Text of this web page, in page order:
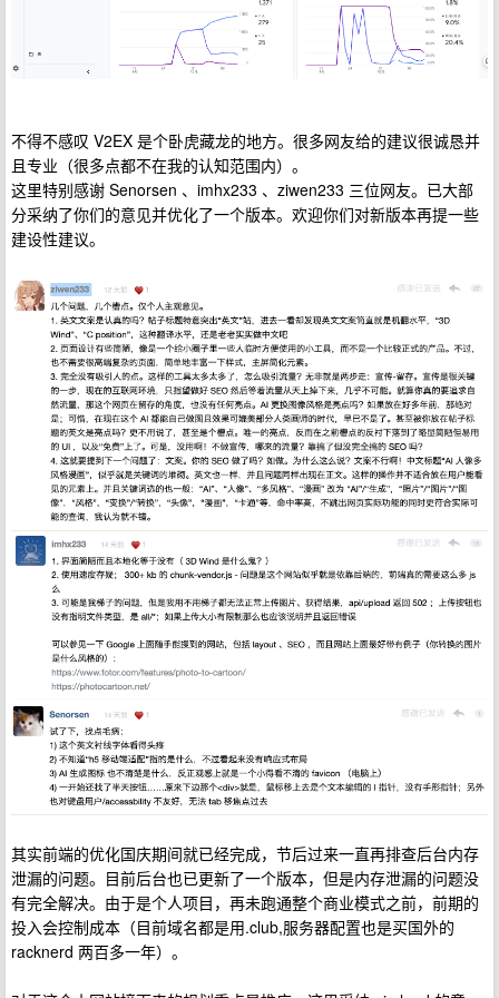
不得不感叹 V2EX 是个卧虎藏龙的地方。很多网友给的建议很诚恳并
且专业（很多点都不在我的认知范围内）。
这里特别感谢 Senorsen 、imhx233 、ziwen233 三位网友。已大部
分采纳了你们的意见并优化了一个版本。欢迎你们对新版本再提一些
建设性建议。
其实前端的优化国庆期间就已经完成，节后过来一直再排查后台内存
泄漏的问题。目前后台也已更新了一个版本，但是内存泄漏的问题没
有完全解决。由于是个人项目，再未跑通整个商业模式之前，前期的
投入会控制成本（目前域名都是用.club,服务器配置也是买国外的
racknerd 两百多一年）。